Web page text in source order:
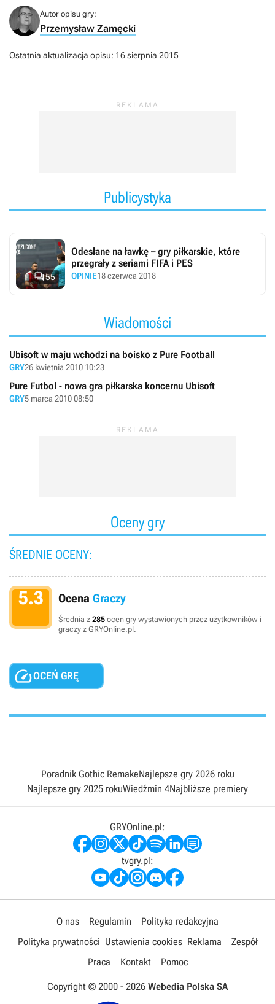
Autor opisu gry:
Przemysław Zamęcki
Ostatnia aktualizacja opisu: 16 sierpnia 2015
Publicystyka
55
Odesłane na ławkę – gry piłkarskie, które
przegrały z seriami FIFA i PES
OPINIE18 czerwca 2018
Wiadomości
Ubisoft w maju wchodzi na boisko z Pure Football
GRY26 kwietnia 2010 10:23
Pure Futbol - nowa gra piłkarska koncernu Ubisoft
GRY5 marca 2010 08:50
Oceny gry
ŚREDNIE OCENY:
5.3 Ocena Graczy
Średnia z 285 ocen gry wystawionych przez użytkowników i
graczy z GRYOnline.pl.
OCEŃ GRĘ
Poradnik Gothic RemakeNajlepsze gry 2026 roku
Najlepsze gry 2025 rokuWiedźmin 4Najbliższe premiery
GRYOnline.pl:
tvgry.pl:
O nas Regulamin
Polityka redakcyjna
Polityka prywatności Ustawienia cookies Reklama
Zespół
Praca
Kontakt Pomoc
Copyright © 2000 - 2026 Webedia Polska SA